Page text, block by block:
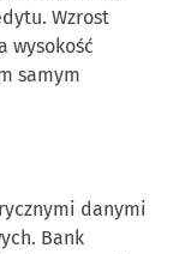
Wzrost
wysokość
samym
danymi
Bank